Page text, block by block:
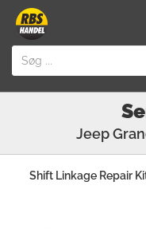
Jeep
Shift Linkage Repair